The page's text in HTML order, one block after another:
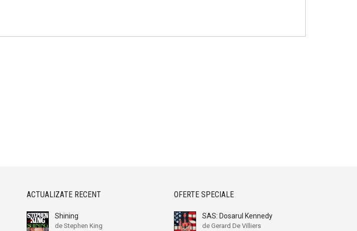
ACTUALIZATE RECENT
Shining
de Stephen King
OFERTE SPECIALE
SAS: Dosarul Kennedy
de Gerard De Villiers